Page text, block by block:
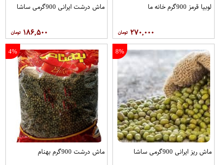
لوبیا قرمز 900گرم خانه ما
۲۷۰,۰۰۰
ماش درشت ایرانی 900گرمی ساشا
۱۸۶,۵۰۰
8%
ماش ریز ایرانی 900گرمی ساشا
4%
ماش درشت 900گرم بهنام